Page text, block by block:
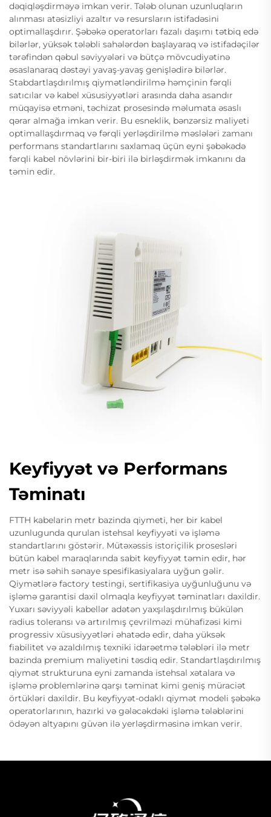
dəqiqləşdirməyə imkan verir. Tələb olunan uzunluqların
alınması atəsizliyi azaltır və resursların istifadəsini
optimallaşdırır. Şəbəkə operatorları fazalı daşımı tətbiq edə
bilərlər, yüksək tələbli sahələrdən başlayaraq və istifadəçilər
tərəfindən qəbul səviyyələri və bütçə mövcudiyətinə
əsaslanaraq dəstəyi yavaş-yavaş genişlədirə bilərlər.
Stabdartlaşdırılmış qiymətləndirilmə həmçinin fərqli
satıcılar və kabel xüsusiyyətləri arasında daha asandır
müqayisə etməni, təchizat prosesində məlumata əsaslı
qərar almağa imkan verir. Bu esneklik, bənzərsiz maliyeti
optimallaşdırmaq və fərqli yerləşdirilmə məslələri zamanı
performans standartlarını saxlamaq üçün eyni şəbəkədə
fərqli kabel növlərini bir-biri ilə birləşdirmək imkanını da
təmin edir.
Keyfiyyət və Performans
Təminatı
FTTH kabelarin metr bazinda qiymeti, her bir kabel
uzunlugunda qurulan istehsal keyfiyyəti və işləmə
standartlarını göstərir. Mütəxəssis istoriçilik prosesləri
bütün kabel maraqlarında sabit keyfiyyət təmin edir, hər
metr isə səhih sənaye spesifikasiyalara uyğun gəlir.
Qiymətlərə factory testingi, sertifikasiya uyğunluğunu və
işləmə garantisi daxil olmaqla keyfiyyət təminatları daxildir.
Yuxarı səviyyəli kabellər adətən yaxşılaşdırılmış bükülən
radius toleransı və artırılmış çevrilməzi mühafizəsi kimi
progressiv xüsusiyyətləri əhatədə edir, daha yüksək
fiabilitet və azaldılmış texniki idarəetmə tələbləri ilə metr
bazinda premium maliyetini təsdiq edir. Standartlaşdırılmış
qiymət strukturuna eyni zamanda istehsal xətalara və
işləmə problemlərinə qarşı təminat kimi geniş müraciət
örtükləri daxildir. Bu keyfiyyət-odaklı qiymət modeli şəbəkə
operatorlarının, hazırki və gələcəkdəki işləmə tələblərini
ödəyən altyapını güvən ilə yerləşdirməsinə imkan verir.